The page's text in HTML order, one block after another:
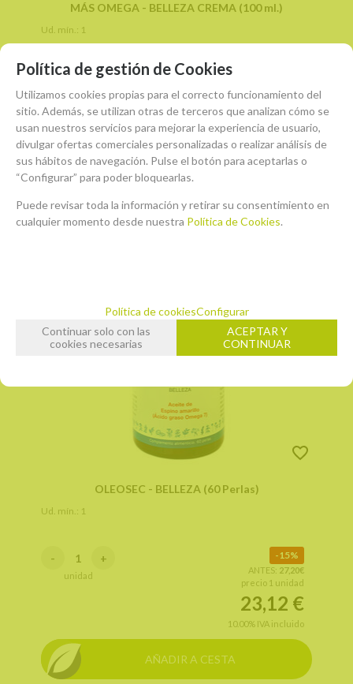
MÁS OMEGA - BELLEZA CREMA (100 ml.)
Ud. mín.: 1
ANTES: 22,25€
precio 1 unidad
18,91€
21.00%IVA incluido
- +
unidad
AÑADIR A CESTA
OLEOSEC - BELLEZA (60 Perlas)
Ud. mín.: 1
15%
ANTES: 27,20€
precio 1 unidad
23,12 €
10.00% IVA incluido
- +
unidad
AÑADIR A CESTA
Política de gestión de Cookies
Utilizamos cookies propias para el correcto funcionamiento del
sitio. Además, se utilizan otras de terceros que analizan cómo se
usan nuestros servicios para mejorar la experiencia de usuario,
divulgar ofertas comerciales personalizadas o realizar análisis de
sus hábitos de navegación. Pulse el botón para aceptarlas o
“Configurar” para poder bloquearlas.
Puede revisar toda la información y retirar su consentimiento en
cualquier momento desde nuestra Política de Cookies.
Política de cookiesConfigurar
Continuar solo con las
cookies necesarias
ACEPTAR Y
CONTINUAR